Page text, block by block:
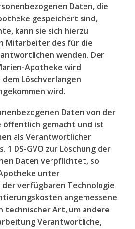
Daten, die
gespeichert sind,
kann sie sich hierzu
Mitarbeiter des für die
wenden. Der
Apotheke wird
dem Löschverlangen
wird.
Daten von der
öffentlich gemacht und ist
als Verantwortlicher
1 DS-GVO zur Löschung der
Daten verpflichtet, so
unter
verfügbaren Technologie
angemessene
technischer Art, um andere
Verantwortliche,